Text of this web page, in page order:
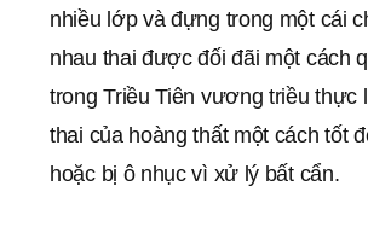
nhiều lớp và đựng trong một cái
nhau thai được đối đãi một cách
trong Triều Tiên vương triều thực
thai của hoàng thất một cách tốt
hoặc bị ô nhục vì xử lý bất cẩn.